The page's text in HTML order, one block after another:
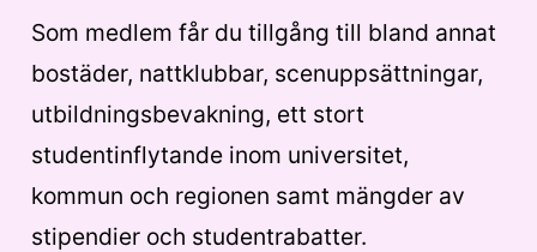
Som medlem får du tillgång till bland annat
bostäder, nattklubbar, scenuppsättningar,
utbildningsbevakning, ett stort
studentinflytande inom universitet,
kommun och regionen samt mängder av
stipendier och studentrabatter.